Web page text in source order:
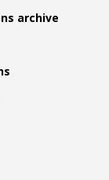
archive